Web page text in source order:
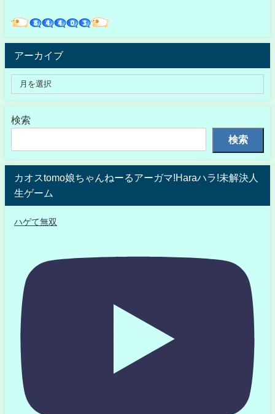
アーカイブ
検索
検索
カオスtomo娘ちゃんねーるアーガマ!Haraハラ!未解決人
生ゲーム
ハゲて無双